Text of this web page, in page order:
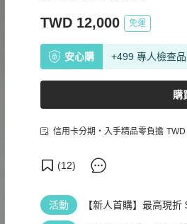
TWD 12,000 免運
安心購 +499 專人檢查
購
信用卡分期・入手精品零負擔
(12)
活動 【新人首購】最高現折